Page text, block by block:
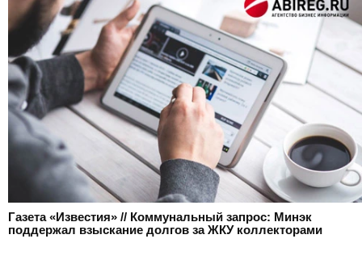
Газета «Известия» // Коммунальный запрос: Минэк
поддержал взыскание долгов за ЖКУ коллекторами